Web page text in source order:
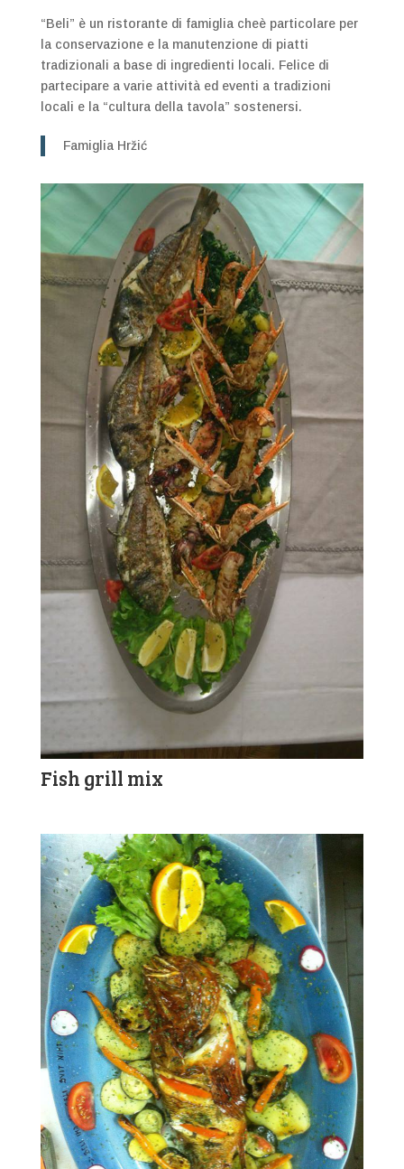
“Beli” è un ristorante di famiglia cheè particolare per
la conservazione e la manutenzione di piatti
tradizionali a base di ingredienti locali. Felice di
partecipare a varie attività ed eventi a tradizioni
locali e la “cultura della tavola” sostenersi.
Famiglia Hržić
Fish grill mix